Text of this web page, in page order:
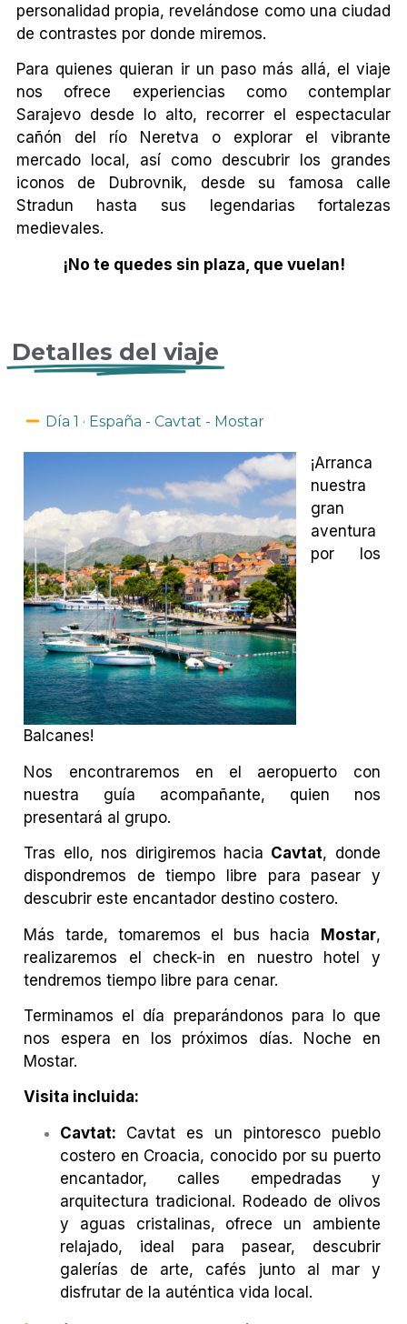
personalidad propia, revelándose como una ciudad
de contrastes por donde miremos.
Para quienes quieran ir un paso más allá, el viaje
nos ofrece experiencias como contemplar
Sarajevo desde lo alto, recorrer el espectacular
cañón del río Neretva o explorar el vibrante
mercado local, así como descubrir los grandes
iconos de Dubrovnik, desde su famosa calle
Stradun hasta sus legendarias fortalezas
medievales.
¡No te quedes sin plaza, que vuelan!
Detalles del viaje
Día 1 · España - Cavtat - Mostar
¡Arranca
nuestra
gran
aventura
por los
Balcanes!
Nos encontraremos en el aeropuerto con
nuestra guía acompañante, quien nos
presentará al grupo.
Tras ello, nos dirigiremos hacia Cavtat, donde
dispondremos de tiempo libre para pasear y
descubrir este encantador destino costero.
Más tarde, tomaremos el bus hacia Mostar,
realizaremos el check-in en nuestro hotel y
tendremos tiempo libre para cenar.
Terminamos el día preparándonos para lo que
nos espera en los próximos días. Noche en
Mostar.
Visita incluida:
Cavtat: Cavtat es un pintoresco pueblo
costero en Croacia, conocido por su puerto
encantador, calles empedradas y
arquitectura tradicional. Rodeado de olivos
y aguas cristalinas, ofrece un ambiente
relajado, ideal para pasear, descubrir
galerías de arte, cafés junto al mar y
disfrutar de la auténtica vida local.